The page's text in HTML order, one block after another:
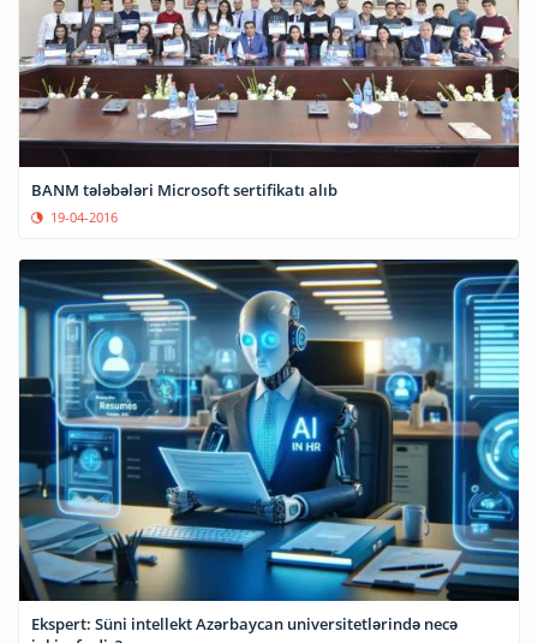
BANM tələbələri Microsoft sertifikatı alıb
19-04-2016
Ekspert: Süni intellekt Azərbaycan universitetlərində necə